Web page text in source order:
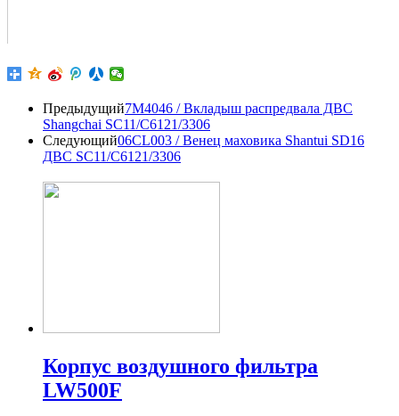
Предыдущий7M4046 / Вкладыш распредвала ДВС
Shangchai SC11/C6121/3306
Следующий06CL003 / Венец маховика Shantui SD16
ДВС SC11/C6121/3306
Корпус воздушного фильтра
LW500F